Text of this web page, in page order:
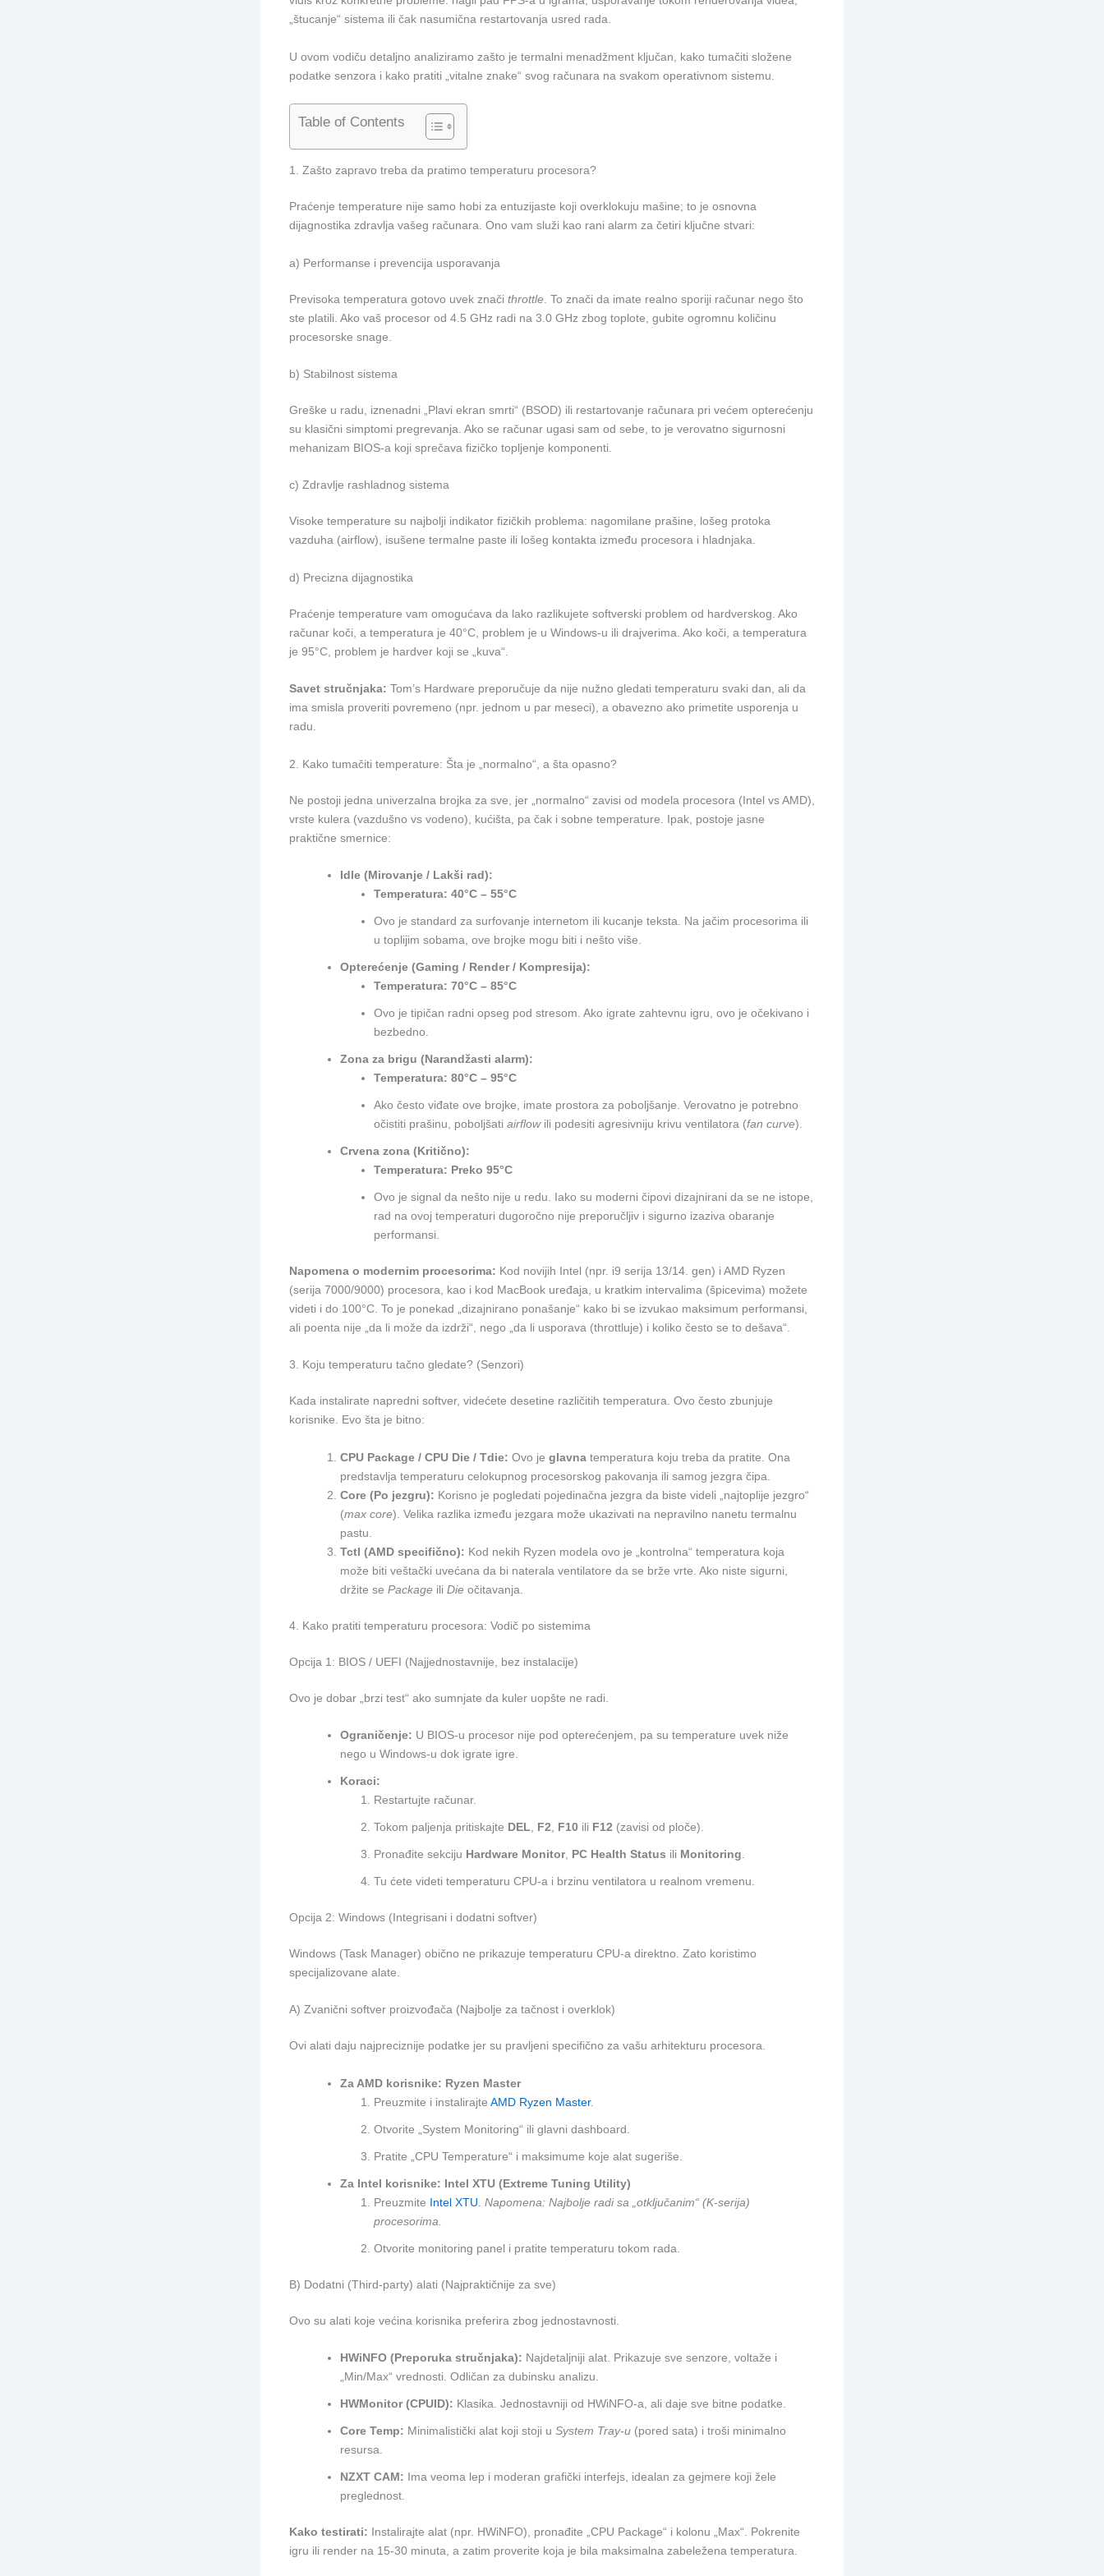
„štucanje“ sistema ili čak nasumična restartovanja usred rada.
U ovom vodiču detaljno analiziramo zašto je termalni menadžment ključan, kako tumačiti složene
podatke senzora i kako pratiti „vitalne znake“ svog računara na svakom operativnom sistemu.
Table of Contents
1. Zašto zapravo treba da pratimo temperaturu procesora?
Praćenje temperature nije samo hobi za entuzijaste koji overklokuju mašine; to je osnovna
dijagnostika zdravlja vašeg računara. Ono vam služi kao rani alarm za četiri ključne stvari:
a) Performanse i prevencija usporavanja
Previsoka temperatura gotovo uvek znači throttle . To znači da imate realno sporiji računar nego što
ste platili. Ako vaš procesor od 4.5 GHz radi na 3.0 GHz zbog toplote, gubite ogromnu količinu
procesorske snage.
b) Stabilnost sistema
Greške u radu, iznenadni „Plavi ekran smrti“ (BSOD) ili restartovanje računara pri većem opterećenju
su klasični simptomi pregrevanja. Ako se računar ugasi sam od sebe, to je verovatno sigurnosni
mehanizam BIOS-a koji sprečava fizičko topljenje komponenti.
c) Zdravlje rashladnog sistema
Visoke temperature su najbolji indikator fizičkih problema: nagomilane prašine, lošeg protoka
vazduha (airflow), isušene termalne paste ili lošeg kontakta između procesora i hladnjaka.
d) Precizna dijagnostika
Praćenje temperature vam omogućava da lako razlikujete softverski problem od hardverskog. Ako
računar koči, a temperatura je 40°C, problem je u Windows-u ili drajverima. Ako koči, a temperatura
je 95°C, problem je hardver koji se „kuva“.
Savet stručnjaka: Tom’s Hardware preporučuje da nije nužno gledati temperaturu svaki dan, ali da
ima smisla proveriti povremeno (npr. jednom u par meseci), a obavezno ako primetite usporenja u
radu.
2. Kako tumačiti temperature: Šta je „normalno“, a šta opasno?
Ne postoji jedna univerzalna brojka za sve, jer „normalno“ zavisi od modela procesora (Intel vs AMD),
vrste kulera (vazdušno vs vodeno), kućišta, pa čak i sobne temperature. Ipak, postoje jasne
praktične smernice:
Idle (Mirovanje / Lakši rad):
Temperatura: 40°C – 55°C
Ovo je standard za surfovanje internetom ili kucanje teksta. Na jačim procesorima ili
u toplijim sobama, ove brojke mogu biti i nešto više.
Opterećenje (Gaming / Render / Kompresija):
Temperatura: 70°C – 85°C
Ovo je tipičan radni opseg pod stresom. Ako igrate zahtevnu igru, ovo je očekivano i
bezbedno.
Zona za brigu (Narandžasti alarm):
Temperatura: 80°C – 95°C
Ako često viđate ove brojke, imate prostora za poboljšanje. Verovatno je potrebno
očistiti prašinu, poboljšati airflowili podesiti agresivniju krivu ventilatora (fan curve).
Crvena zona (Kritično):
Temperatura: Preko 95°C
Ovo je signal da nešto nije u redu. Iako su moderni čipovi dizajnirani da se ne istope,
rad na ovoj temperaturi dugoročno nije preporučljiv i sigurno izaziva obaranje
performansi.
Napomena o modernim procesorima: Kod novijih Intel (npr. i9 serija 13/14. gen) i AMD Ryzen
(serija 7000/9000) procesora, kao i kod MacBook uređaja, u kratkim intervalima (špicevima) možete
videti i do 100°C. To je ponekad „dizajnirano ponašanje“ kako bi se izvukao maksimum performansi,
ali poenta nije „da li može da izdrži“, nego „da li usporava (throttluje) i koliko često se to dešava“.
3. Koju temperaturu tačno gledate? (Senzori)
Kada instalirate napredni softver, videćete desetine različitih temperatura. Ovo često zbunjuje
korisnike. Evo šta je bitno:
CPU Package / CPU Die / Tdie: Ovo je glavna temperatura koju treba da pratite. Ona
predstavlja temperaturu celokupnog procesorskog pakovanja ili samog jezgra čipa.
Core (Po jezgru): Korisno je pogledati pojedinačna jezgra da biste videli „najtoplije jezgro“
(max core). Velika razlika između jezgara može ukazivati na nepravilno nanetu termalnu
pastu.
Tctl (AMD specifično): Kod nekih Ryzen modela ovo je „kontrolna“ temperatura koja
može biti veštački uvećana da bi naterala ventilatore da se brže vrte. Ako niste sigurni,
držite se Package ili Die očitavanja.
4. Kako pratiti temperaturu procesora: Vodič po sistemima
Opcija 1: BIOS / UEFI (Najjednostavnije, bez instalacije)
Ovo je dobar „brzi test“ ako sumnjate da kuler uopšte ne radi.
Ograničenje: U BIOS-u procesor nije pod opterećenjem, pa su temperature uvek niže
nego u Windows-u dok igrate igre.
Koraci:
Restartujte računar.
Tokom paljenja pritiskajte DEL F2 F10 ili F12 (zavisi od ploče).
Pronađite sekciju Hardware Monitor, PC Health Status ili Monitoring
Tu ćete videti temperaturu CPU-a i brzinu ventilatora u realnom vremenu.
Opcija 2: Windows (Integrisani i dodatni softver)
Windows (Task Manager) obično ne prikazuje temperaturu CPU-a direktno. Zato koristimo
specijalizovane alate.
A) Zvanični softver proizvođača (Najbolje za tačnost i overklok)
Ovi alati daju najpreciznije podatke jer su pravljeni specifično za vašu arhitekturu procesora.
Za AMD korisnike: Ryzen Master
Preuzmite i instalirajte AMD Ryzen Master.
Otvorite „System Monitoring“ ili glavni dashboard.
Pratite „CPU Temperature“ i maksimume koje alat sugeriše.
Za Intel korisnike: Intel XTU (Extreme Tuning Utility)
Preuzmite Intel XTU Napomena: Najbolje radi sa „otključanim“ (K-serija)
procesorima.
Otvorite monitoring panel i pratite temperaturu tokom rada.
B) Dodatni (Third-party) alati (Najpraktičnije za sve)
Ovo su alati koje većina korisnika preferira zbog jednostavnosti.
HWiNFO (Preporuka stručnjaka): Najdetaljniji alat. Prikazuje sve senzore, voltaže i
„Min/Max“ vrednosti. Odličan za dubinsku analizu.
HWMonitor (CPUID): Klasika. Jednostavniji od HWiNFO-a, ali daje sve bitne podatke.
Core Temp: Minimalistički alat koji stoji u System Tray-u (pored sata) i troši minimalno
resursa.
NZXT CAM: Ima veoma lep i moderan grafički interfejs, idealan za gejmere koji žele
preglednost.
Kako testirati: Instalirajte alat (npr. HWiNFO), pronađite „CPU Package“ i kolonu „Max“. Pokrenite
igru ili render na 15-30 minuta, a zatim proverite koja je bila maksimalna zabeležena temperatura.